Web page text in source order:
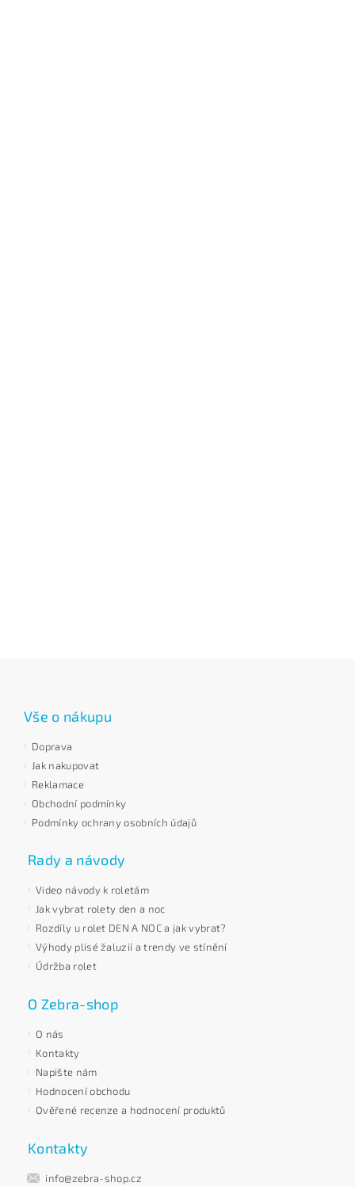
Vše o nákupu
Doprava
Jak nakupovat
Reklamace
Obchodní podmínky
Podmínky ochrany osobních údajů
Rady a návody
Video návody k roletám
Jak vybrat rolety den a noc
Rozdíly u rolet DEN A NOC a jak vybrat?
Výhody plisé žaluzií a trendy ve stínění
Údržba rolet
O Zebra-shop
O nás
Kontakty
Napište nám
Hodnocení obchodu
Ověřené recenze a hodnocení produktů
Kontakty
info@zebra-shop.cz